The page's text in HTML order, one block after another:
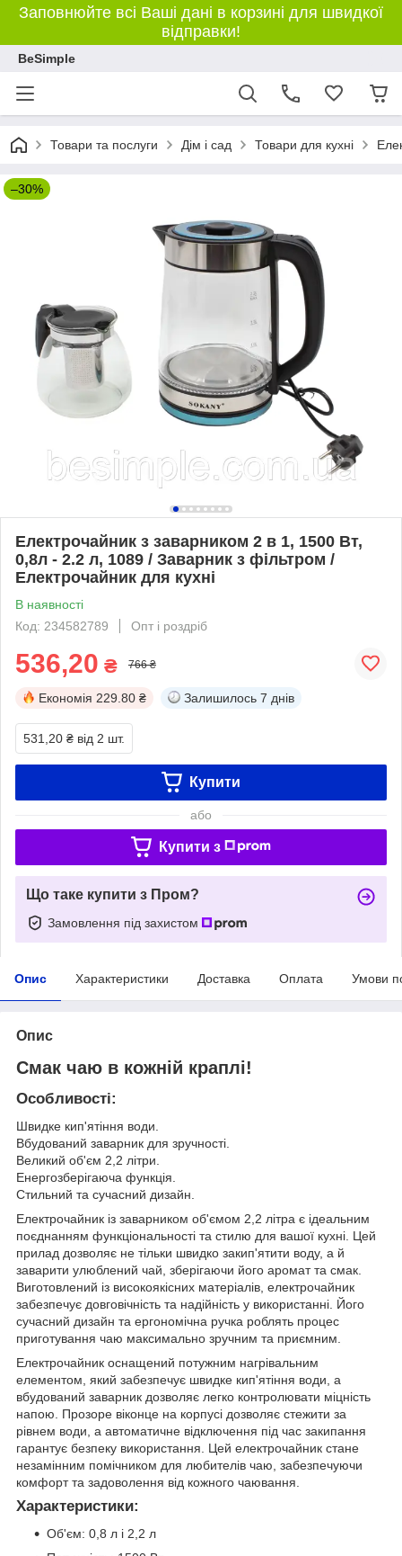
Заповнюйте всі Ваші дані в корзині для швидкої
відправки!
BeSimple
Товари та послуги Дім і сад Товари для кухні
–30%
Електрочайник з заварником 2 в 1, 1500 Вт,
0,8л - 2.2 л, 1089 / Заварник з фільтром /
Електрочайник для кухні
В наявності
Код: 234582789
Опт і роздріб
536,20 ₴ 766 ₴
Економія 229.80 ₴ Залишилось 7 днів
531,20 ₴ від 2 шт.
Купити
або
Купити з
Що таке купити з Пром?
Замовлення під захистом
Опис Характеристики Доставка Оплата Умови
Опис
Смак чаю в кожній краплі!
Особливості:
Швидке кип'ятіння води.
Вбудований заварник для зручності.
Великий об'єм 2,2 літри.
Енергозберігаюча функція.
Стильний та сучасний дизайн.
Електрочайник із заварником об'ємом 2,2 літра є ідеальним
поєднанням функціональності та стилю для вашої кухні. Цей
прилад дозволяє не тільки швидко закип'ятити воду, а й
заварити улюблений чай, зберігаючи його аромат та смак.
Виготовлений із високоякісних матеріалів, електрочайник
забезпечує довговічність та надійність у використанні. Його
сучасний дизайн та ергономічна ручка роблять процес
приготування чаю максимально зручним та приємним.
Електрочайник оснащений потужним нагрівальним
елементом, який забезпечує швидке кип'ятіння води, а
вбудований заварник дозволяє легко контролювати міцність
напою. Прозоре віконце на корпусі дозволяє стежити за
рівнем води, а автоматичне відключення під час закипання
гарантує безпеку використання. Цей електрочайник стане
незамінним помічником для любителів чаю, забезпечуючи
комфорт та задоволення від кожного чаювання.
Характеристики:
Об'єм: 0,8 л і 2,2 л